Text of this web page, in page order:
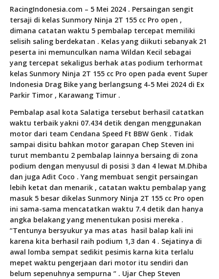
RacingIndonesia.com – 5 Mei 2024 . Persaingan sengit
tersaji di kelas Sunmory Ninja 2T 155 cc Pro open ,
dimana catatan waktu 5 pembalap tercepat memiliki
selisih saling berdekatan . Kelas yang diikuti sebanyak 21
peserta ini memunculkan nama Wildan Kecil sebagai
yang tercepat sekaligus berhak atas podium terhormat
kelas Sunmory Ninja 2T 155 cc Pro open pada event Super
Indonesia Drag Bike yang berlangsung 4-5 Mei 2024 di Ex
Parkir Timor , Karawang Timur .
Pembalap asal kota Salatiga tersebut berhasil catatkan
waktu terbaik yakni 07.434 detik dengan menggunakan
motor dari team Cendana Speed Ft BBW Genk . Tidak
sampai disitu bahkan motor garapan Chep Steven ini
turut membantu 2 pembalap lainnya bersaing di zona
podium dengan menyusul di posisi 3 dan 4 lewat M.Dhiba
dan juga Adit Coco . Yang membuat sengit persaingan
lebih ketat dan menarik , catatan waktu pembalap yang
masuk 5 besar dikelas Sunmory Ninja 2T 155 cc Pro open
ini sama-sama mencatatkan waktu 7.4 detik dan hanya
angka belakang yang menentukan posisi mereka .
“Tentunya bersyukur ya mas atas hasil balap kali ini
karena kita berhasil raih podium 1,3 dan 4 . Sejatinya di
awal lomba sempat sedikit pesimis karna kita terlalu
mepet waktu pengerjaan dari motor itu sendiri dan
belum sepenuhnya sempurna “ . Ujar Chep Steven